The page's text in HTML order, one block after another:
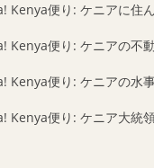
Kenya便り: ケニアに住
Kenya便り: ケニアの不
Kenya便り: ケニアの水
Kenya便り: ケニア大統